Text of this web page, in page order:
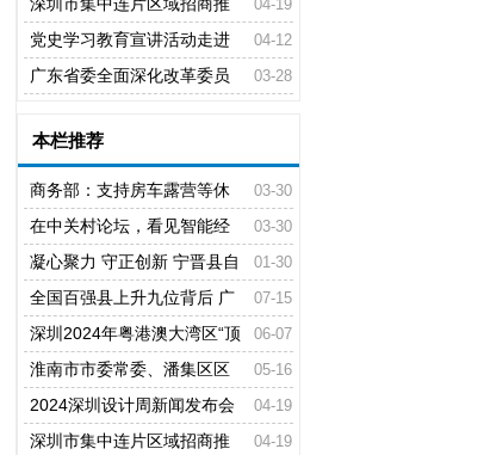
04-19
介大会举行 04-12
党史学习教育宣讲活动走进
鄂托克旗工信和科技局 03-28
广东省委全面深化改革委员
本栏推荐
03-30
商务部：支持房车露营等休
闲消费 积极拓展低空消费 03-30
在中关村论坛，看见智能经
济“新” 形态 01-30
凝心聚力 守正创新 宁晋县自
媒体协会2026迎新春座谈会举行07-15
全国百强县上升九位背后 广
汉县域旅游综合实力强劲 06-07
深圳2024年粤港澳大湾区“顶
流车展” 正成为行业发展的风向标
车展无疑是全球“车圈”最大的流量包
05-16
淮南市市委常委、潘集区区
委书记宋立敏到潘集棚改项目调研
04-19
2024深圳设计周新闻发布会
在市政府新闻发布厅举行 04-19
深圳市集中连片区域招商推